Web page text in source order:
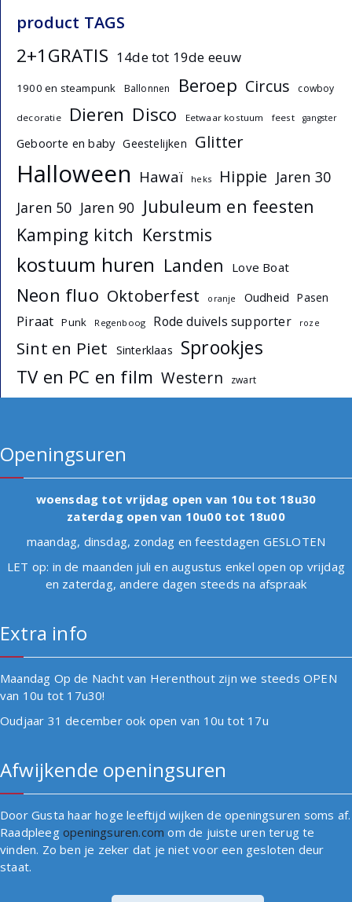
product TAGS
2+1GRATIS 14de tot 19de eeuw
1900 en steampunk Ballonnen Beroep Circus cowboy
decoratie Dieren Disco Eetwaar kostuum feest gangster
Geboorte en baby Geestelijken Glitter
Halloween Hawaï heks Hippie Jaren 30
Jaren 50 Jaren 90 Jubuleum en feesten
Kamping kitch Kerstmis
kostuum huren Landen Love Boat
Neon fluo Oktoberfest oranje Oudheid Pasen
Piraat Punk Regenboog Rode duivels supporter roze
Sint en Piet Sinterklaas Sprookjes
TV en PC en film Western zwart
Openingsuren
woensdag tot vrijdag open van 10u tot 18u30
zaterdag open van 10u00 tot 18u00
maandag, dinsdag, zondag en feestdagen GESLOTEN
LET op: in de maanden juli en augustus enkel open op vrijdag
en zaterdag, andere dagen steeds na afspraak
Extra info
Maandag Op de Nacht van Herenthout zijn we steeds OPEN
van 10u tot 17u30!
Oudjaar 31 december ook open van 10u tot 17u
Afwijkende openingsuren
Door Gusta haar hoge leeftijd wijken de openingsuren soms af.
Raadpleeg openingsuren.com om de juiste uren terug te
vinden. Zo ben je zeker dat je niet voor een gesloten deur
staat.